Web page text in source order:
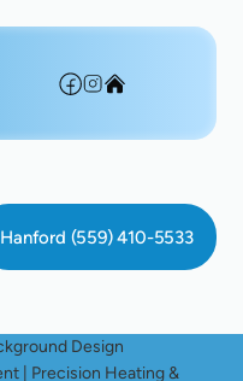
Hanford (559) 410-5533